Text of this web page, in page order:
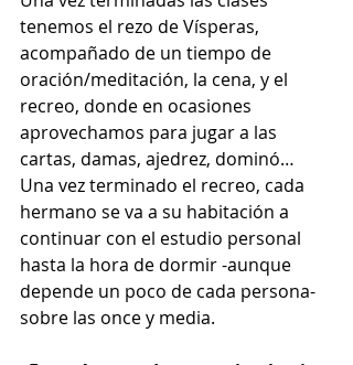
tenemos el rezo de Vísperas,
acompañado de un tiempo de
oración/meditación, la cena, y el
recreo, donde en ocasiones
aprovechamos para jugar a las
cartas, damas, ajedrez, dominó…
Una vez terminado el recreo, cada
hermano se va a su habitación a
continuar con el estudio personal
hasta la hora de dormir -aunque
depende un poco de cada persona-
sobre las once y media.